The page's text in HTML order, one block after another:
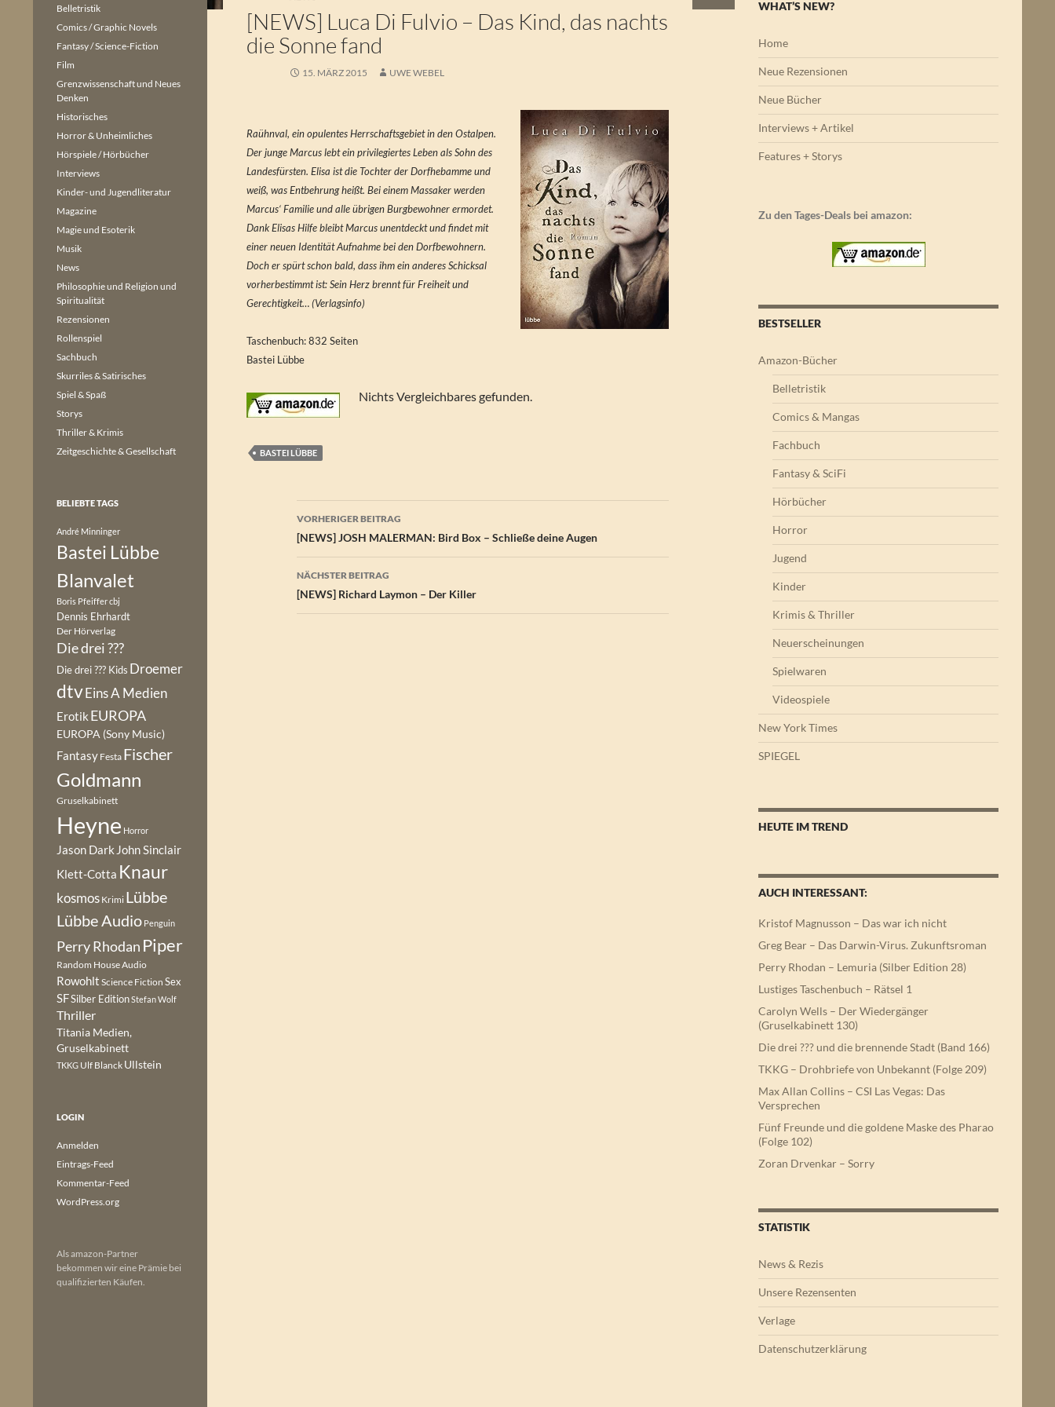
[NEWS] Luca Di Fulvio – Das Kind, das nachts
die Sonne fand
15. MÄRZ 2015 UWE WEBEL
Raühnval, ein opulentes Herrschaftsgebiet in den Ostalpen.
Der junge Marcus lebt ein privilegiertes Leben als Sohn des
Landesfürsten. Elisa ist die Tochter der Dorfhebamme und
weiß, was Entbehrung heißt. Bei einem Massaker werden
Marcus‘ Familie und alle übrigen Burgbewohner ermordet.
Dank Elisas Hilfe bleibt Marcus unentdeckt und findet mit
einer neuen Identität Aufnahme bei den Dorfbewohnern.
Doch er spürt schon bald, dass ihm ein anderes Schicksal
vorherbestimmt ist: Sein Herz brennt für Freiheit und
Gerechtigkeit… (Verlagsinfo)
Taschenbuch: 832 Seiten
Bastei Lübbe
Nichts Vergleichbares gefunden.
BASTEI LÜBBE
Beitragsnavigation
VORHERIGER BEITRAG
[NEWS] JOSH MALERMAN: Bird Box – Schließe deine Augen
NÄCHSTER BEITRAG
[NEWS] Richard Laymon – Der Killer
WHAT’S NEW?
Home
Neue Rezensionen
Neue Bücher
Interviews + Artikel
Features + Storys
Zu den Tages-Deals bei amazon:
BESTSELLER
Amazon-Bücher
Belletristik
Comics & Mangas
Fachbuch
Fantasy & SciFi
Hörbücher
Horror
Jugend
Kinder
Krimis & Thriller
Neuerscheinungen
Spielwaren
Videospiele
New York Times
SPIEGEL
HEUTE IM TREND
AUCH INTERESSANT:
Kristof Magnusson – Das war ich nicht
Greg Bear – Das Darwin-Virus. Zukunftsroman
Perry Rhodan – Lemuria (Silber Edition 28)
Lustiges Taschenbuch – Rätsel 1
Carolyn Wells – Der Wiedergänger
(Gruselkabinett 130)
Die drei ??? und die brennende Stadt (Band 166)
TKKG – Drohbriefe von Unbekannt (Folge 209)
Max Allan Collins – CSI Las Vegas: Das
Versprechen
Fünf Freunde und die goldene Maske des Pharao
(Folge 102)
Zoran Drvenkar – Sorry
STATISTIK
News & Rezis
Unsere Rezensenten
Verlage
Datenschutzerklärung
Belletristik
Comics / Graphic Novels
Fantasy / Science-Fiction
Film
Grenzwissenschaft und Neues
Denken
Historisches
Horror & Unheimliches
Hörspiele / Hörbücher
Interviews
Kinder- und Jugendliteratur
Magazine
Magie und Esoterik
Musik
News
Philosophie und Religion und
Spiritualität
Rezensionen
Rollenspiel
Sachbuch
Skurriles & Satirisches
Spiel & Spaß
Storys
Thriller & Krimis
Zeitgeschichte & Gesellschaft
BELIEBTE TAGS
André Minninger
Bastei Lübbe
Blanvalet
Boris Pfeiffercbj
Dennis Ehrhardt
Der Hörverlag
Die drei ???
Die drei ??? Kids Droemer
dtvEins A Medien
Erotik EUROPA
EUROPA (Sony Music)
Fantasy Festa Fischer
Goldmann
Gruselkabinett
Heyne Horror
Jason Dark John Sinclair
Klett-Cotta Knaur
kosmos Krimi Lübbe
Lübbe Audio Penguin
Perry Rhodan Piper
Random House Audio
Rowohlt Science Fiction Sex
SFSilber EditionStefan Wolf
Thriller
Titania Medien,
Gruselkabinett
TKKG Ulf Blanck Ullstein
LOGIN
Anmelden
Eintrags-Feed
Kommentar-Feed
WordPress.org
Als amazon-Partner
bekommen wir eine Prämie bei
qualifizierten Käufen.